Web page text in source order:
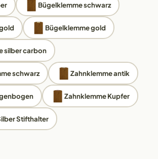
Bügelklemme schwarz
Bügelklemme gold
silber carbon
schwarz Zahnklemme antik
Zahnklemme Kupfer
Stifthalter